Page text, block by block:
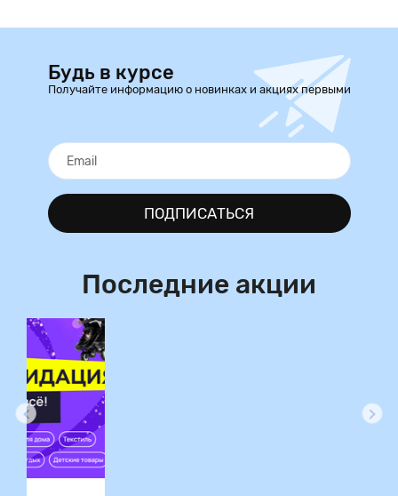
Будь в курсе
Получайте информацию о новинках и акциях первыми
ПОДПИСАТЬСЯ
Последние акции